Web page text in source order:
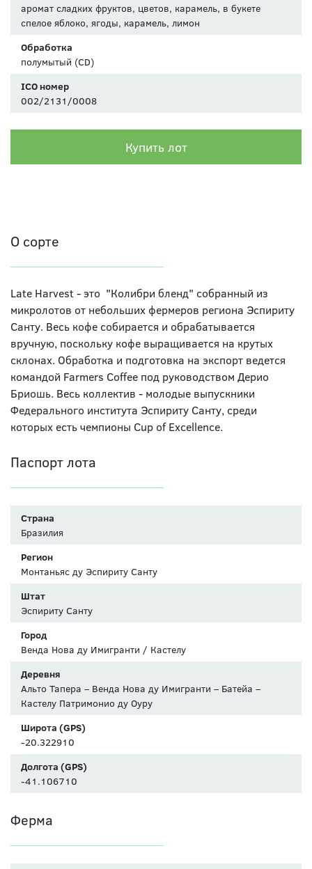
аромат сладких фруктов, цветов, карамель, в букете
спелое яблоко, ягоды, карамель, лимон
Обработка
полумытый (CD)
ICO номер
002/2131/0008
Купить лот
О сорте
Late Harvest - это "Колибри бленд" собранный из
микролотов от небольших фермеров региона Эспириту
Санту. Весь кофе собирается и обрабатывается
вручную, поскольку кофе выращивается на крутых
склонах. Обработка и подготовка на экспорт ведется
командой Farmers Coffee под руководством Дерио
Бриошь. Весь коллектив - молодые выпускники
Федерального института Эспириту Санту, среди
которых есть чемпионы Cup of Excellence.
Паспорт лота
Страна
Бразилия
Регион
Монтаньяс ду Эспириту Санту
Штат
Эспириту Санту
Город
Венда Нова ду Имигранти / Кастелу
Деревня
Альто Тапера – Венда Нова ду Имигранти – Батейа –
Кастелу Патримонио ду Оуру
Широта (GPS)
-20.322910
Долгота (GPS)
-41.106710
Ферма